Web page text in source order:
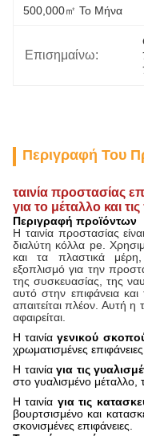
500,000㎡ Το Μήνα
Επισημαίνω:
Περιγραφή Του
ταινία προστασίας
για το μέταλλο και
Περιγραφή προϊόντων
Η ταινία προστασίας
διαλύτη κόλλα pe.
και τα πλαστικά
εξοπλισμό για την
της συσκευασίας, της
αυτό στην επιφάνεια και
απαιτείται πλέον Αυτή η
αφαιρείται.
Η ταινίαγενικού
χρωματισμένες επιφάνειες.
Η ταινίαγια τις
στο γυαλισμένο μέταλλο,
Η ταινία για τις
βουρτσισμένο και
σκονισμένες επιφάνειες.